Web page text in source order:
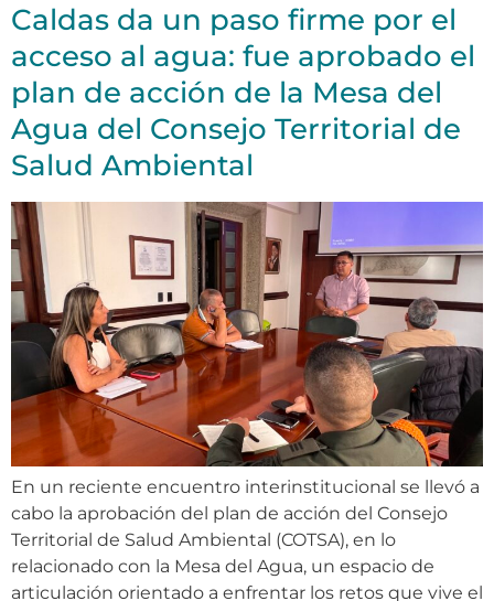
Caldas da un paso firme por el
acceso al agua: fue aprobado el
plan de acción de la Mesa del
Agua del Consejo Territorial de
Salud Ambiental
En un reciente encuentro interinstitucional se llevó a
cabo la aprobación del plan de acción del Consejo
Territorial de Salud Ambiental (COTSA), en lo
relacionado con la Mesa del Agua, un espacio de
articulación orientado a enfrentar los retos que vive el